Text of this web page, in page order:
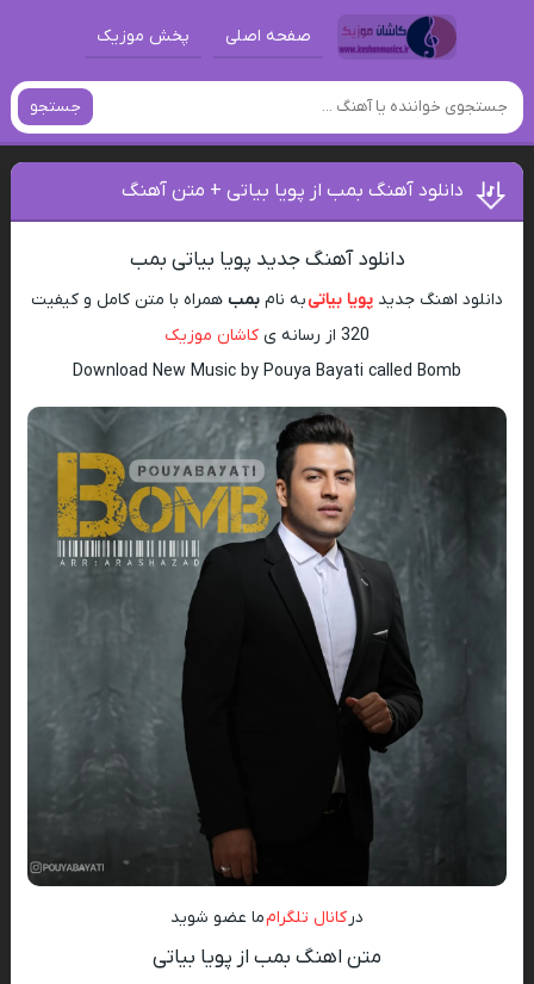
صفحه اصلی پخش موزیک
جستجو
دانلود آهنگ بمب از پویا بیاتی + متن آهنگ
دانلود آهنگ جدید پویا بیاتی بمب
دانلود اهنگ جدید پویا بیاتیبه نام بمب همراه با متن کامل و کیفیت
320 از رسانه ی
کاشان موزیک
Download New Music by Pouya Bayati called Bomb
در کانال تلگرامما عضو شوید
متن اهنگ بمب از پویا بیاتی